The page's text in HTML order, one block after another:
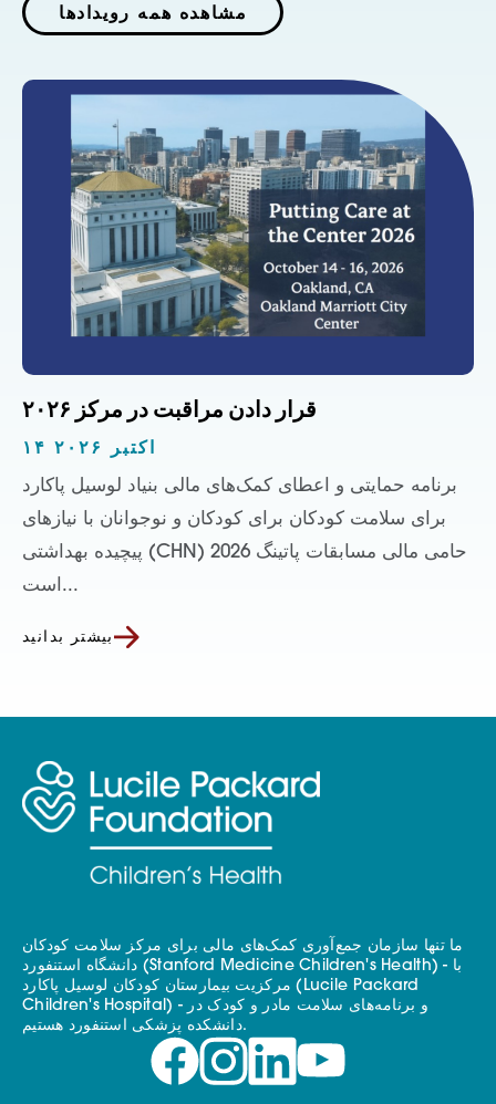
مشاهده همه رویدادها
قرار دادن مراقبت در مرکز ۲۰۲۶
۱۴ اکتبر ۲۰۲۶
برنامه حمایتی و اعطای کمک‌های مالی بنیاد لوسیل پاکارد
برای سلامت کودکان برای کودکان و نوجوانان با نیازهای
پیچیده بهداشتی (CHN) حامی مالی مسابقات پاتینگ 2026
است...
بیشتر بدانید
ما تنها سازمان جمع‌آوری کمک‌های مالی برای مرکز سلامت کودکان
دانشگاه استنفورد (Stanford Medicine Children's Health) - با
مرکزیت بیمارستان کودکان لوسیل پاکارد (Lucile Packard
Children's Hospital) - و برنامه‌های سلامت مادر و کودک در
دانشکده پزشکی استنفورد هستیم.